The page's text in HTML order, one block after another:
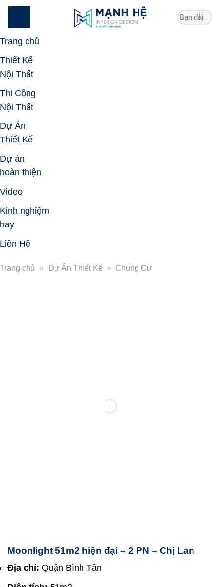
Skip
Trang chủ
Thiết Kế
Nội Thất
Thi Công
Nội Thất
Dự Án
Thiết Kế
Dự án
hoàn thiện
Video
Kinh nghiệm
hay
Liên Hệ
Trang chủ » Dự Án Thiết Kế » Chung Cư
Moonlight 51m2 hiện đại – 2 PN – Chị Lan
Địa chỉ: Quận Bình Tân